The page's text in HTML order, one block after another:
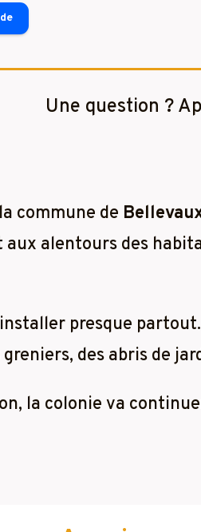
Une question ?
commune de
aux alentours des
presque
des abris de
la colonie va